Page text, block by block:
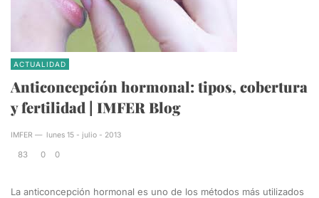
ACTUALIDAD
Anticoncepción hormonal: tipos, cobertura
y fertilidad | IMFER Blog
IMFER — lunes 15 - julio - 2013
83 0 0
La anticoncepción hormonal es uno de los métodos más utilizados